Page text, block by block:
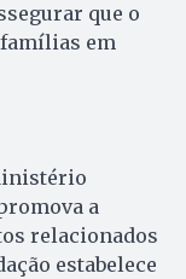
que o
em
a
relacionados
estabelece